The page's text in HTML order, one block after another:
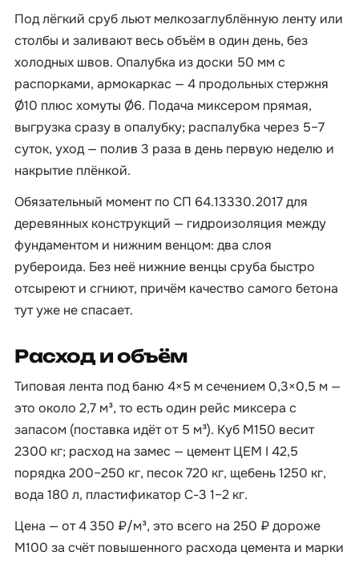
Под лёгкий сруб льют мелкозаглублённую ленту или
столбы и заливают весь объём в один день, без
холодных швов. Опалубка из доски 50 мм с
распорками, армокаркас — 4 продольных стержня
Ø10 плюс хомуты Ø6. Подача миксером прямая,
выгрузка сразу в опалубку; распалубка через 5–7
суток, уход — полив 3 раза в день первую неделю и
накрытие плёнкой.
Обязательный момент по СП 64.13330.2017 для
деревянных конструкций — гидроизоляция между
фундаментом и нижним венцом: два слоя
рубероида. Без неё нижние венцы сруба быстро
отсыреют и сгниют, причём качество самого бетона
тут уже не спасает.
Расход и объём
Типовая лента под баню 4×5 м сечением 0,3×0,5 м —
это около 2,7 м³, то есть один рейс миксера с
запасом (поставка идёт от 5 м³). Куб М150 весит
2300 кг; расход на замес — цемент ЦЕМ I 42,5
порядка 200–250 кг, песок 720 кг, щебень 1250 кг,
вода 180 л, пластификатор С-3 1–2 кг.
Цена — от 4 350 ₽/м³, это всего на 250 ₽ дороже
М100 за счёт повышенного расхода цемента и марки